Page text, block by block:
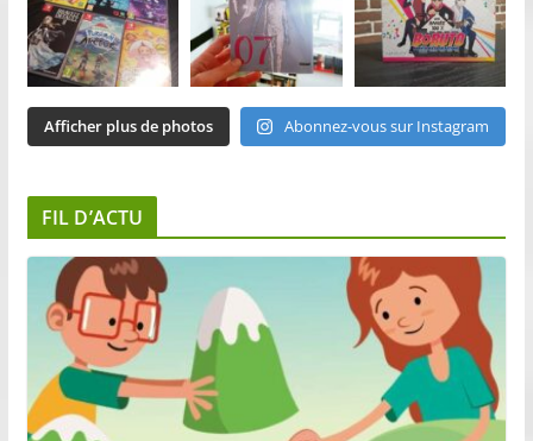
Afficher plus de photos Abonnez-vous sur Instagram
FIL D’ACTU